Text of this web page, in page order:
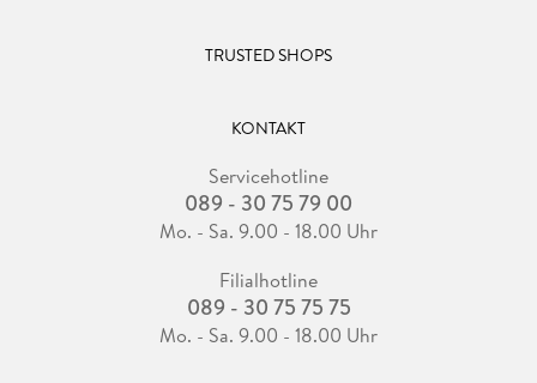
TRUSTED SHOPS
KONTAKT
Servicehotline
089 - 30 75 79 00
Mo. - Sa. 9.00 - 18.00 Uhr
Filialhotline
089 - 30 75 75 75
Mo. - Sa. 9.00 - 18.00 Uhr